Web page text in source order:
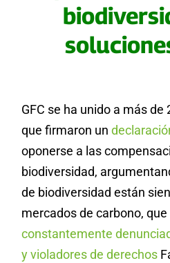
GFC se ha unido a más
que firmaron un
oponerse a las
biodiversidad,
de biodiversidad están
mercados de carbono, que
constantemente
y violadores de derechos